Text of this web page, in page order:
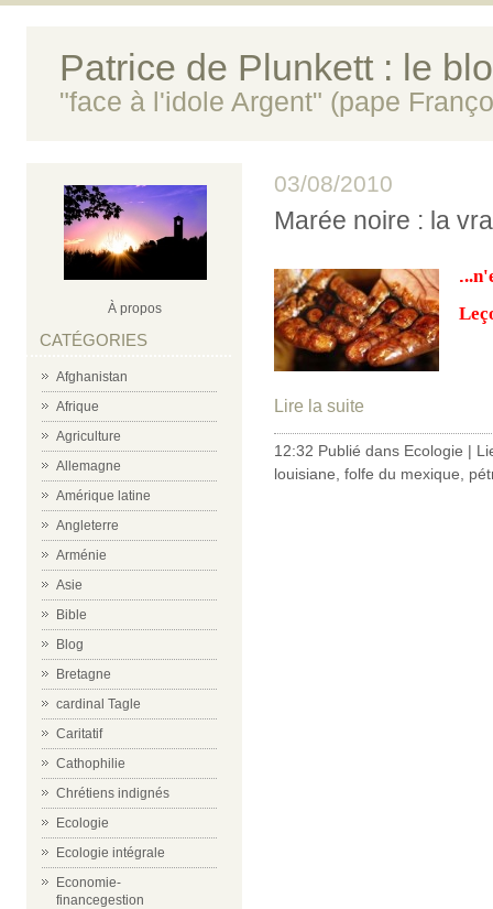
Patrice de Plunkett : le
"face à l'idole Argent" (pape
À propos
CATÉGORIES
Afghanistan
Afrique
Agriculture
Allemagne
Amérique latine
Angleterre
Arménie
Asie
Bible
Blog
Bretagne
cardinal Tagle
Caritatif
Cathophilie
Chrétiens indignés
Ecologie
Ecologie intégrale
Economie-
financegestion
03/08/2010
Marée noire : la
.
Lire la suite
12:32 Publié dans Ecologie |
louisiane folfe du mexique